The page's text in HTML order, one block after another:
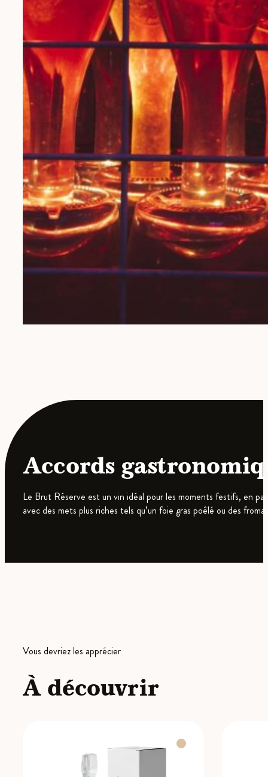
Accords
Le Brut Réserve est un vin idéal pour les moments festifs, en
avec des mets plus riches tels qu’un foie gras poêlé ou des
Vous devriez les apprécier
À découvrir